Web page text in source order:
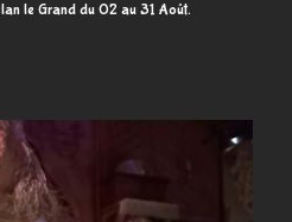
le Grand du 02 au 31 Août.